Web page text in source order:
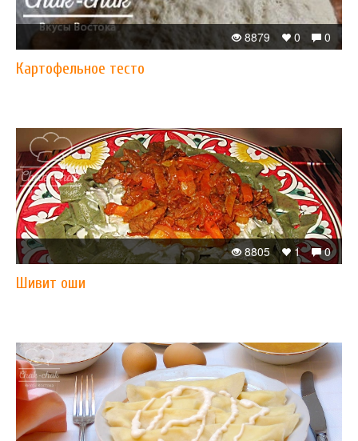
0
0
8879
Картофельное тесто
0
1
8805
Шивит оши